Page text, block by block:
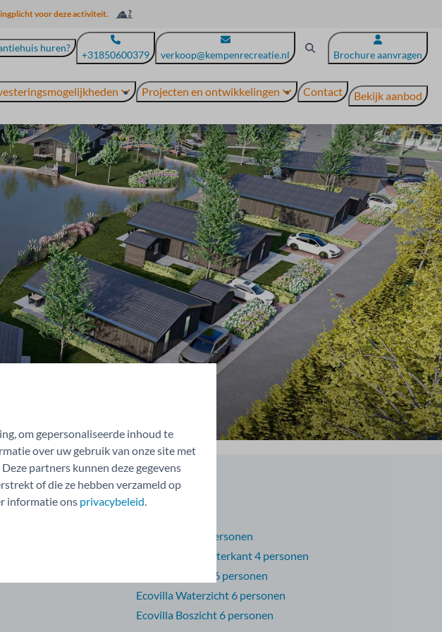
voor deze activiteit.
huren?
+31850600379 verkoop@kempenrecreatie.nl Brochure aanvragen
Projecten en ontwikkelingen Contact Bekijk aanbod
Types
Bosrandvilla 6 personen
Wood Lodge Waterkant 4 personen
Watervilla Luxe 6 personen
Ecovilla Waterzicht 6 personen
Ecovilla Boszicht 6 personen
om gepersonaliseerde inhoud te
over uw gebruik van onze site met
partners kunnen deze gegevens
of die ze hebben verzameld op
informatie ons privacybeleid.